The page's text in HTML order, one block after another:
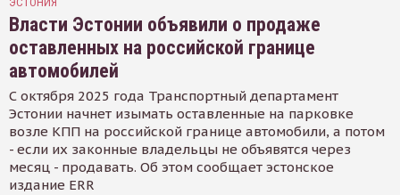
Власти Эстонии объявили о продаже
оставленных на российской границе
автомобилей
С октября 2025 года Транспортный департамент
Эстонии начнет изымать оставленные на парковке
возле КПП на российской границе автомобили, а потом
- если их законные владельцы не объявятся через
месяц - продавать. Об этом сообщает эстонское
издание ERR